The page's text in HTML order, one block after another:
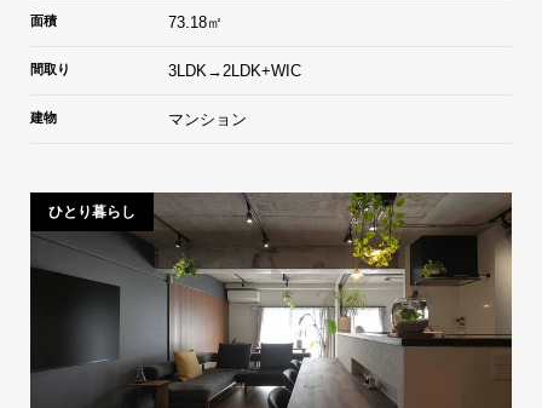
面積 73.18㎡
間取り 3LDK→2LDK+WIC
建物 マンション
ひとり暮らし